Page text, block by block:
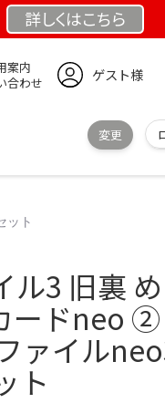
詳しくはこちら
案内
合わせ
ゲスト様
変更
ット
ル3 旧裏
ードneo ②
ァイル
ト